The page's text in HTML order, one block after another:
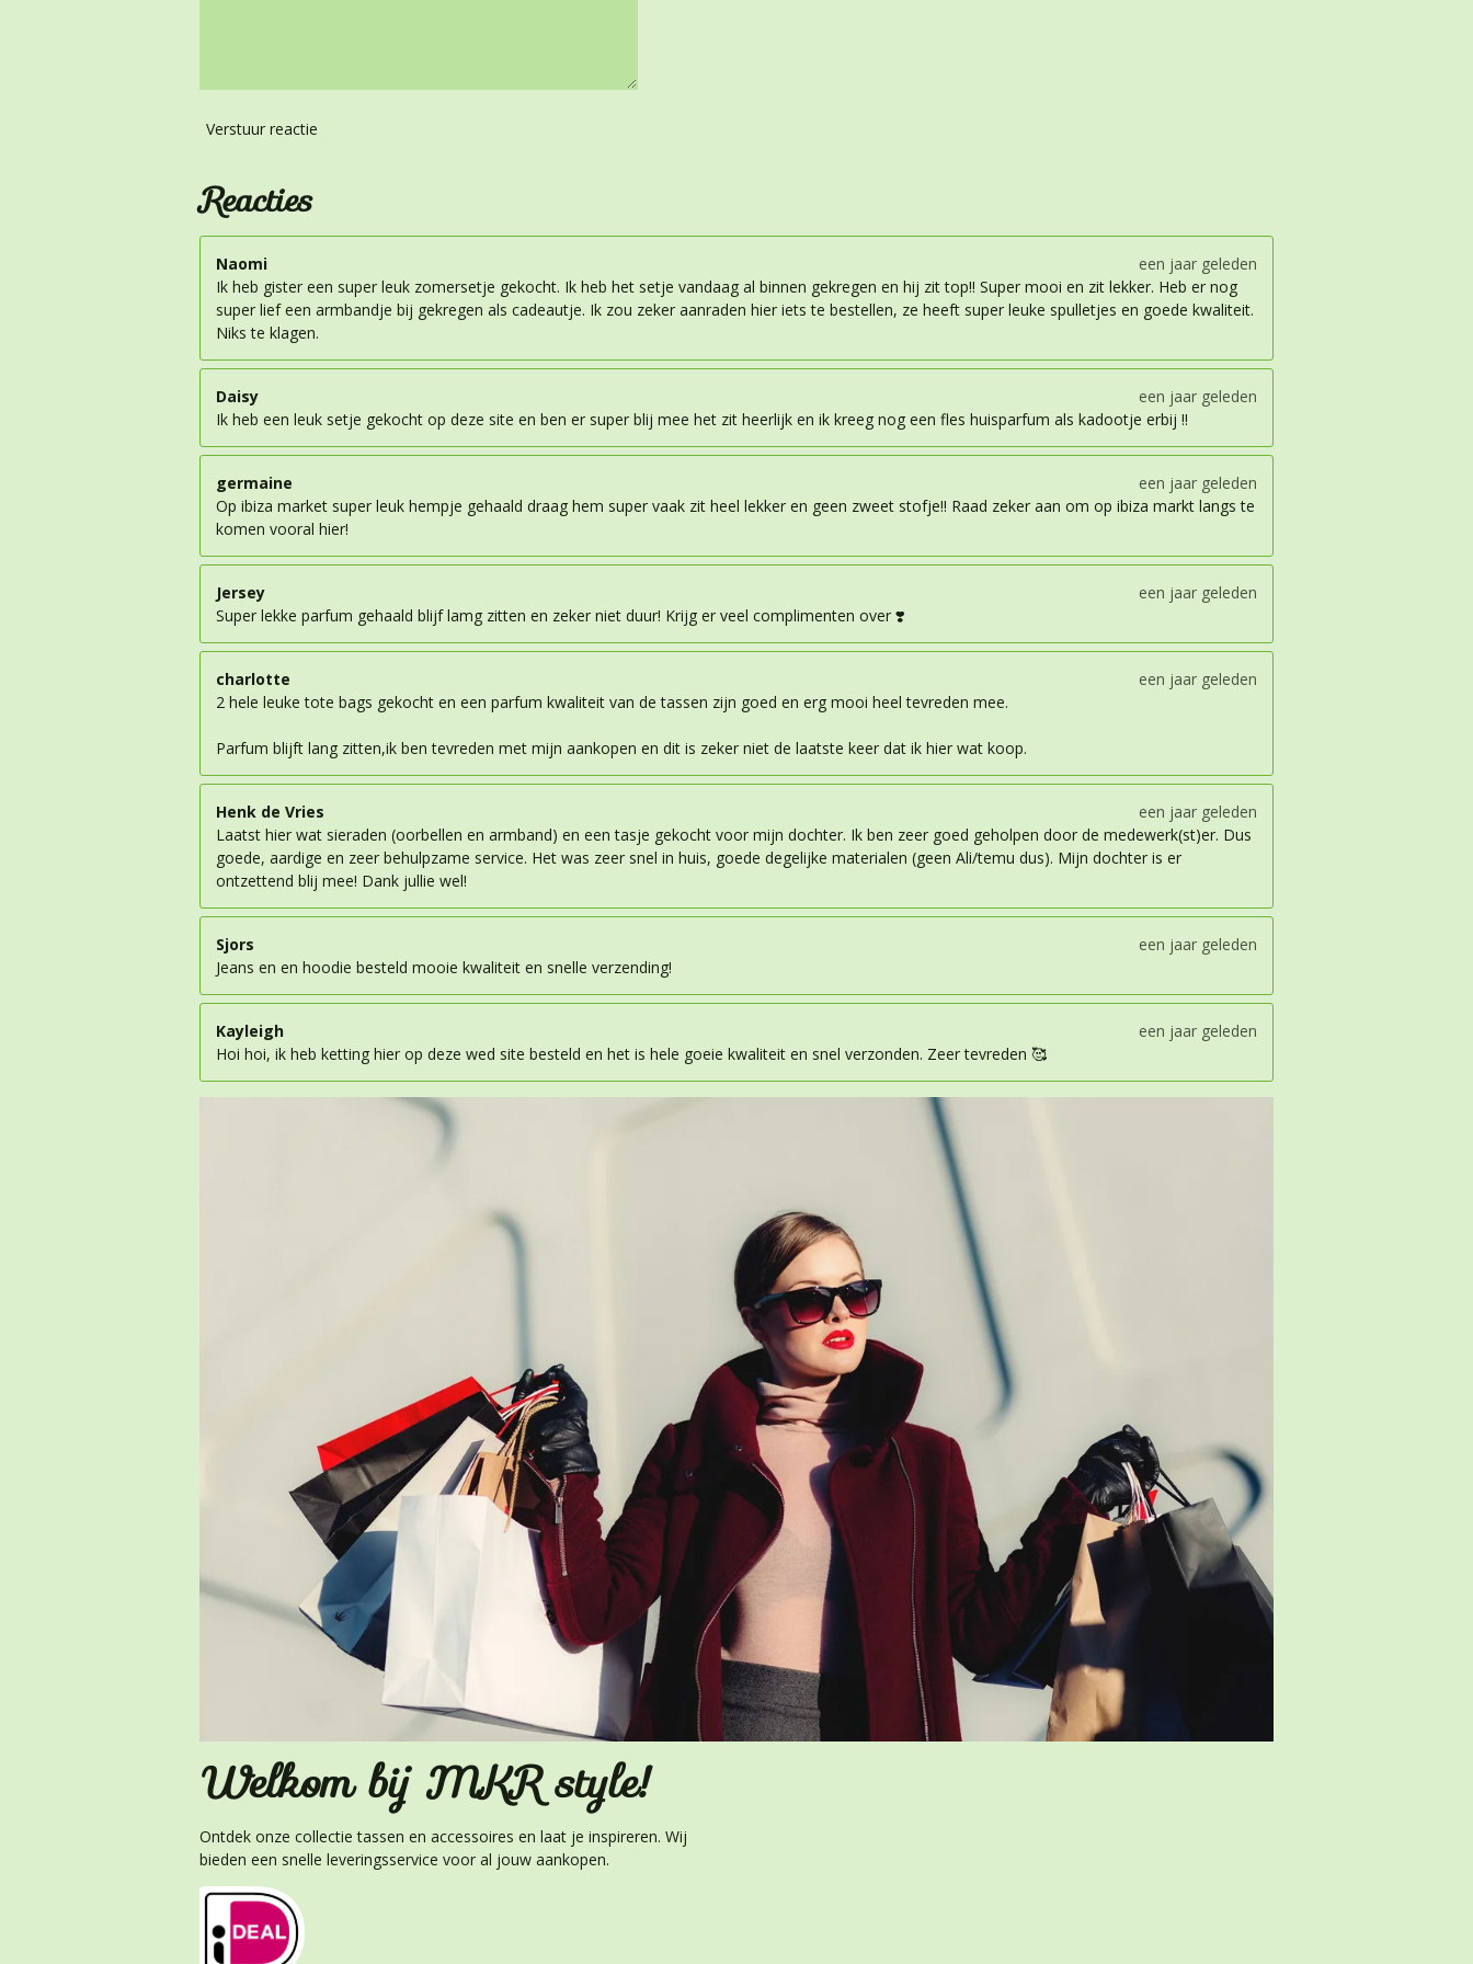
Verstuur reactie
Reacties
Naomi
een jaar geleden
Ik heb gister een super leuk zomersetje gekocht. Ik heb het setje vandaag al binnen gekregen en hij zit top!! Super mooi en zit lekker. Heb er nog
super lief een armbandje bij gekregen als cadeautje. Ik zou zeker aanraden hier iets te bestellen, ze heeft super leuke spulletjes en goede kwaliteit.
Niks te klagen.
Daisy
een jaar geleden
Ik heb een leuk setje gekocht op deze site en ben er super blij mee het zit heerlijk en ik kreeg nog een fles huisparfum als kadootje erbij !!
germaine
een jaar geleden
Op ibiza market super leuk hempje gehaald draag hem super vaak zit heel lekker en geen zweet stofje!! Raad zeker aan om op ibiza markt langs te
komen vooral hier!
Jersey
een jaar geleden
Super lekke parfum gehaald blijf lamg zitten en zeker niet duur! Krijg er veel complimenten over ❣️
charlotte
een jaar geleden
2 hele leuke tote bags gekocht en een parfum kwaliteit van de tassen zijn goed en erg mooi heel tevreden mee.
Parfum blijft lang zitten,ik ben tevreden met mijn aankopen en dit is zeker niet de laatste keer dat ik hier wat koop.
Henk de Vries
een jaar geleden
Laatst hier wat sieraden (oorbellen en armband) en een tasje gekocht voor mijn dochter. Ik ben zeer goed geholpen door de medewerk(st)er. Dus
goede, aardige en zeer behulpzame service. Het was zeer snel in huis, goede degelijke materialen (geen Ali/temu dus). Mijn dochter is er
ontzettend blij mee! Dank jullie wel!
Sjors
een jaar geleden
Jeans en en hoodie besteld mooie kwaliteit en snelle verzending!
Kayleigh
een jaar geleden
Hoi hoi, ik heb ketting hier op deze wed site besteld en het is hele goeie kwaliteit en snel verzonden. Zeer tevreden 🥰
Welkom bij MKR style!
Ontdek onze collectie tassen en accessoires en laat je inspireren. Wij
bieden een snelle leveringsservice voor al jouw aankopen.